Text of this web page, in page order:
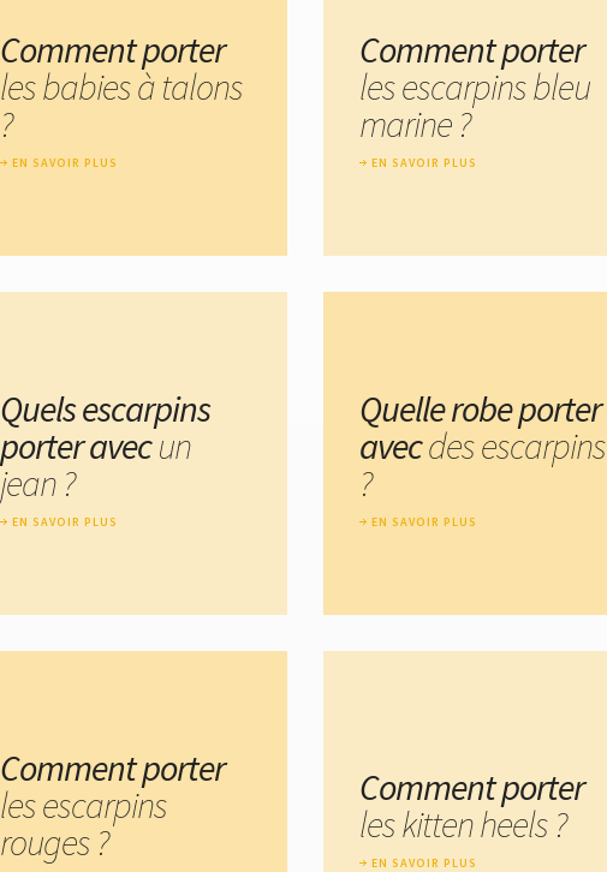
Comment porter
les babies à talons
?
EN SAVOIR PLUS
Comment porter
les escarpins bleu
marine ?
EN SAVOIR PLUS
Quels escarpins
porter avecun
jean ?
EN SAVOIR PLUS
Quelle robe porter
avecdes escarpins
?
EN SAVOIR PLUS
Comment porter
les escarpins
rouges ?
Comment porter
les kitten heels ?
EN SAVOIR PLUS